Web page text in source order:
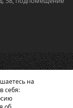
на
себя: